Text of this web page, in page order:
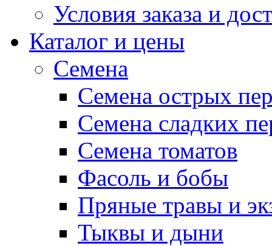
Условия заказа и
Каталог и цены
Семена
Семена острых
Семена сладких
Семена томатов
Фасоль и бобы
Пряные травы и
Тыквы и дыни